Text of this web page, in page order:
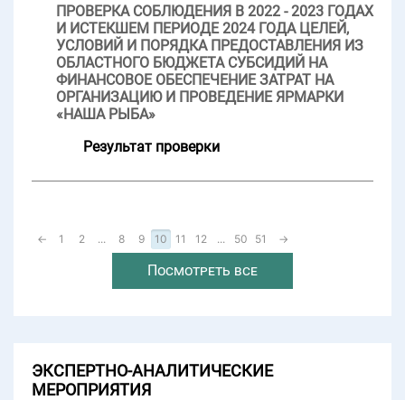
ПРОВЕРКА СОБЛЮДЕНИЯ В 2022 - 2023 ГОДАХ
И ИСТЕКШЕМ ПЕРИОДЕ 2024 ГОДА ЦЕЛЕЙ,
УСЛОВИЙ И ПОРЯДКА ПРЕДОСТАВЛЕНИЯ ИЗ
ОБЛАСТНОГО БЮДЖЕТА СУБСИДИЙ НА
ФИНАНСОВОЕ ОБЕСПЕЧЕНИЕ ЗАТРАТ НА
ОРГАНИЗАЦИЮ И ПРОВЕДЕНИЕ ЯРМАРКИ
«НАША РЫБА»
Результат проверки
← 1 2 ... 8 9 10 11 12 ... 50 51 →
Посмотреть все
ЭКСПЕРТНО-АНАЛИТИЧЕСКИЕ
МЕРОПРИЯТИЯ